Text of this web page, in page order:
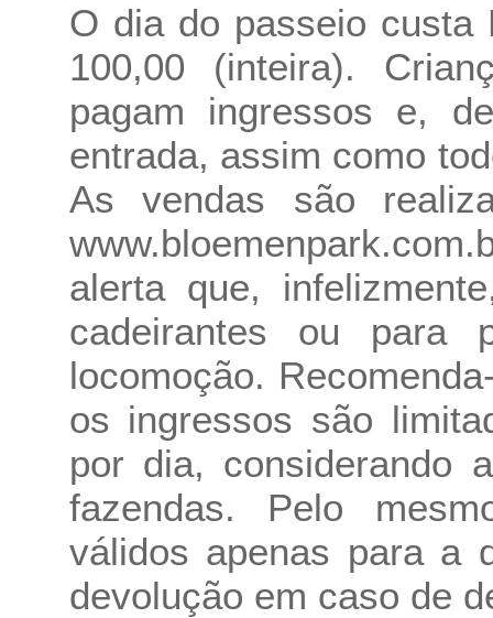
O dia do passeio custa
100,00 (inteira).
pagam ingressos e,
entrada, assim como
As vendas são
alerta que,
cadeirantes ou para
locomoção.
os ingressos são
por dia, considerando
fazendas. Pelo
válidos apenas para a
devolução em caso de